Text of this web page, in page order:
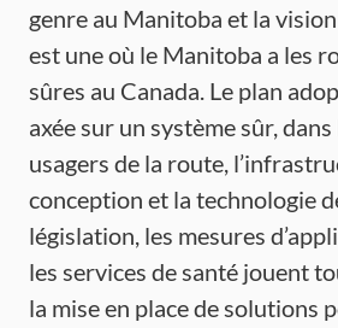
genre au Manitoba et la
est une où le Manitoba a les
sûres au Canada. Le plan
axée sur un système sûr,
usagers de la route,
conception et la technologie
législation, les mesures
les services de santé jouent
la mise en place de solutions